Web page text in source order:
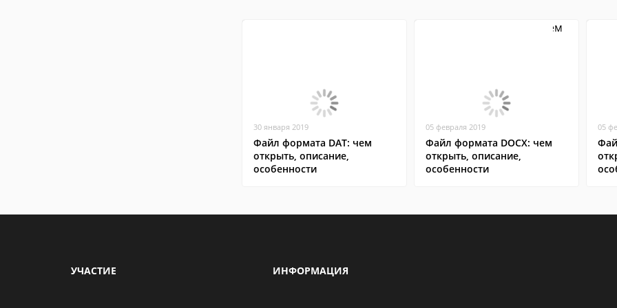
30 января 2019
Файл формата DAT: чем
открыть, описание,
особенности
05 февраля 2019
Файл формата DOCX: чем
открыть, описание,
особенности
05
УЧАСТИЕ ИНФОРМАЦИЯ